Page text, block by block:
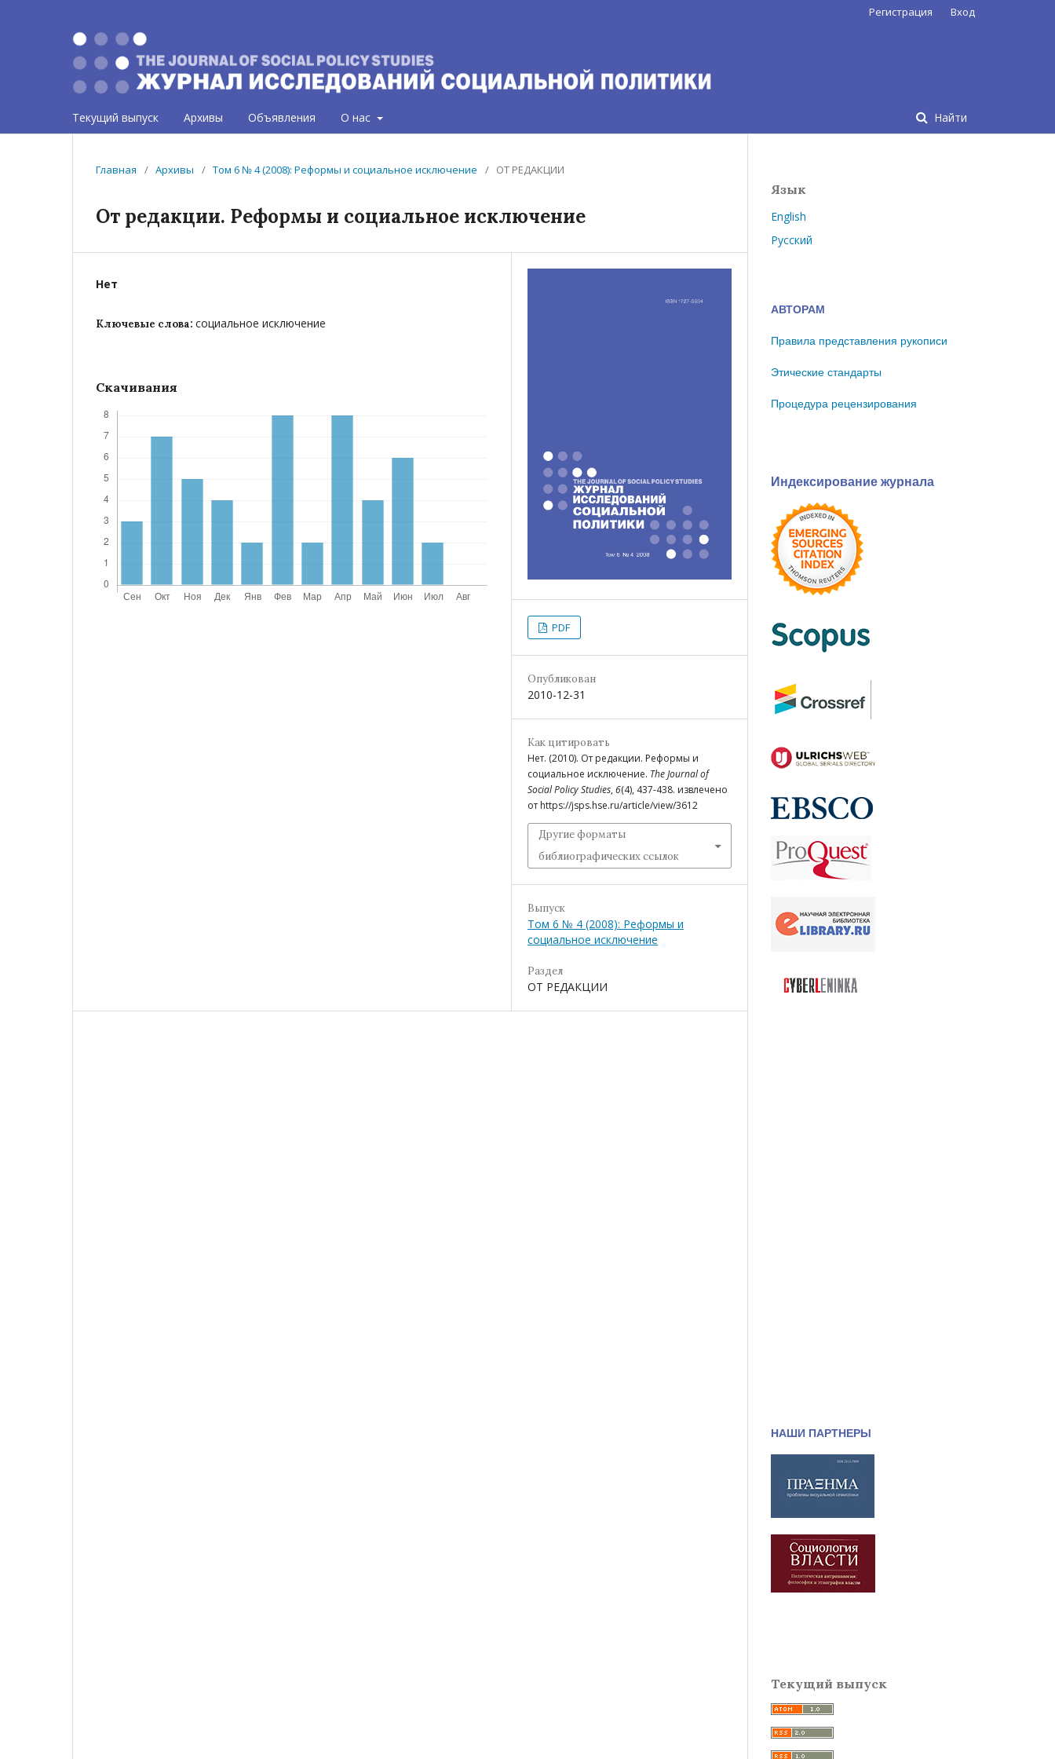
Текущий выпуск Архивы Объявления О нас Найти
Регистрация Вход
Главная / Архивы / Том 6 № 4 (2008): Реформы и социальное исключение / ОТ РЕДАКЦИИ
От редакции. Реформы и социальное исключение
Нет
Ключевые слова: социальное исключение
Скачивания
PDF
Опубликован
2010-12-31
Как цитировать
Нет. (2010). От редакции. Реформы и
социальное исключение. The Journal of
Social Policy Studies, 6(4), 437-438. извлечено
от https://jsps.hse.ru/article/view/3612
Другие форматы
библиографических ссылок
Выпуск
Том 6 № 4 (2008): Реформы и
социальное исключение
Раздел
ОТ РЕДАКЦИИ
Язык
English
Русский
АВТОРАМ
Правила представления рукописи
Этические стандарты
Процедура рецензирования
Индексирование журнала
НАШИ ПАРТНЕРЫ
Текущий выпуск